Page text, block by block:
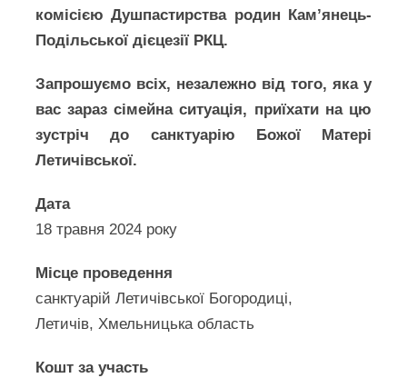
комісією Душпастирства родин Кам’янець-
Подільської дієцезії РКЦ.
Запрошуємо всіх, незалежно від того, яка у
вас зараз сімейна ситуація, приїхати на цю
зустріч до санктуарію Божої Матері
Летичівської.
Дата
18 травня 2024 року
Місце проведення
санктуарій Летичівської Богородиці,
Летичів, Хмельницька область
Кошт за участь